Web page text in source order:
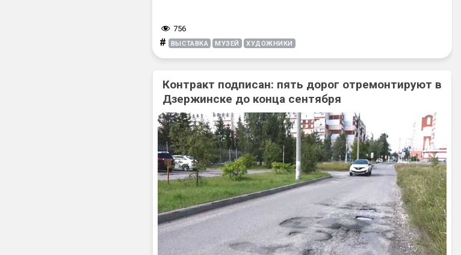
756
# ВЫСТАВКА МУЗЕЙ ХУДОЖНИКИ
Контракт подписан: пять дорог отремонтируют в
Дзержинске до конца сентября